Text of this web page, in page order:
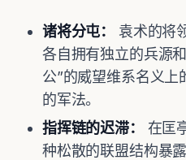
诸将分屯：
袁术的将
各自拥有独立的兵源
公”的威望维系名义
的军法。
指挥链的迟滞：
在匡
种松散的联盟结构暴